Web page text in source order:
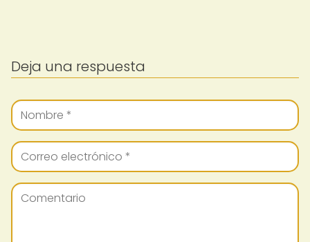
Deja una respuesta